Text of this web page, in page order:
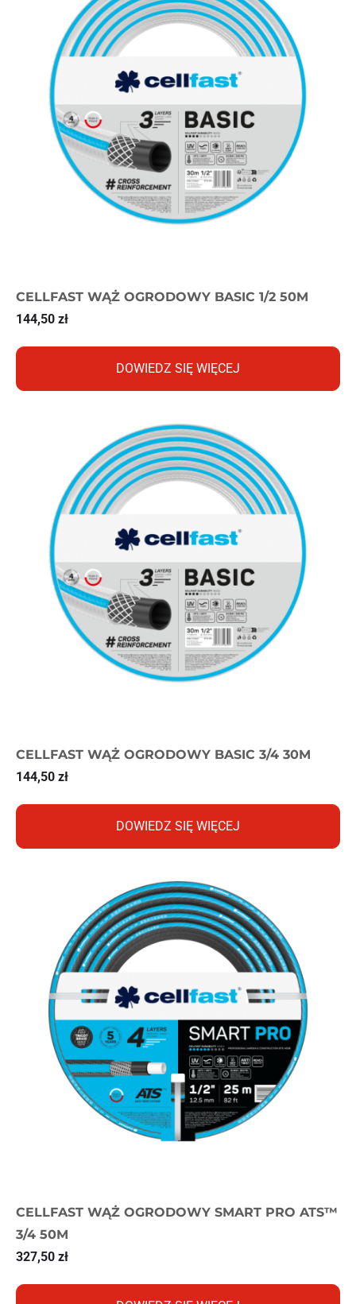
CELLFAST WĄŻ OGRODOWY BASIC 1/2 50M
144,50 zł
DOWIEDZ SIĘ WIĘCEJ
CELLFAST WĄŻ OGRODOWY BASIC 3/4 30M
144,50 zł
DOWIEDZ SIĘ WIĘCEJ
CELLFAST WĄŻ OGRODOWY SMART PRO ATS™
3/4 50M
327,50 zł